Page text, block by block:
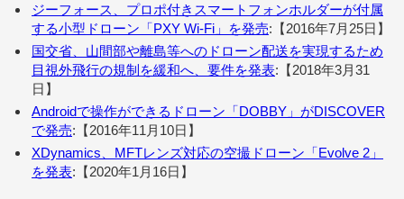
ジーフォース、プロポ付きスマートフォンホルダーが付属
する小型ドローン「PXY Wi-Fi」を発売:【2016年7月25日】
国交省、山間部や離島等へのドローン配送を実現するため
目視外飛行の規制を緩和へ、要件を発表:【2018年3月31
日】
Androidで操作ができるドローン「DOBBY」がDISCOVER
で発売:【2016年11月10日】
XDynamics、MFTレンズ対応の空撮ドローン「Evolve 2」
を発表:【2020年1月16日】